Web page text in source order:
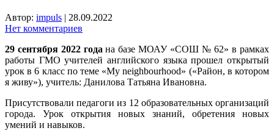
Автор: impuls | 28.09.2022
Нет комментариев
29 сентября 2022 года на базе МОАУ «СОШ № 62» в рамках
работы ГМО учителей английского языка прошел открытый
урок в 6 класс по теме «My neighbourhood» («Район, в котором
я живу»), учитель: Данилова Татьяна Ивановна.
Присутствовали педагоги из 12 образовательных организаций
города. Урок открытия новых знаний, обретения новых
умений и навыков.